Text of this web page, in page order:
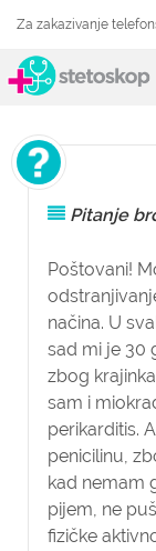
Za zakazivanje
Pitanje
Poštovani!
načina. U
sad mi je 30
zbog
sam i
perikarditis.
penicilinu,
kad nemam
pijem, ne
fizičke